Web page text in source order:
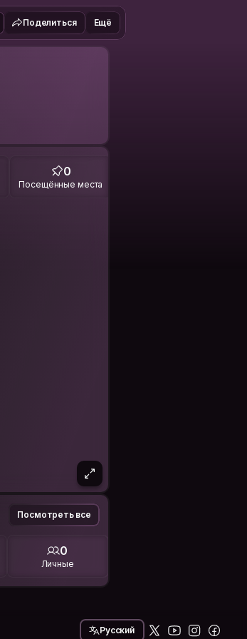
Поделиться Ещё
0
Посещённые места
Посмотреть все
0
Личные
Русский